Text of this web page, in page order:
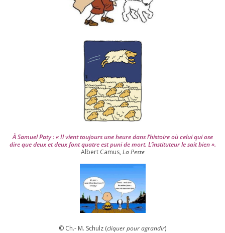
À Samuel Paty : « Il vient tou­jours une heure dans l’his­toire où celui qui ose
dire que deux et deux font quatre est puni de mort. L’instituteur le sait bien ».
Albert Camus, La Peste
© Ch.- M. Schulz (cli­quer pour agran­dir)